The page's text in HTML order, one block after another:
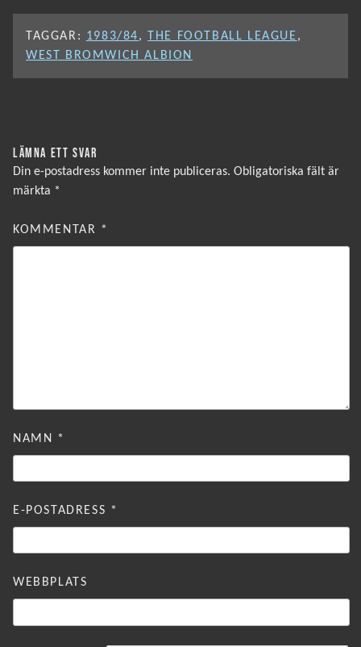
TAGGAR: 1983/84, THE FOOTBALL LEAGUE,
WEST BROMWICH ALBION
LÄMNA ETT SVAR
Din e-postadress kommer inte publiceras. Obligatoriska fält är
märkta *
KOMMENTAR *
NAMN *
E-POSTADRESS *
WEBBPLATS